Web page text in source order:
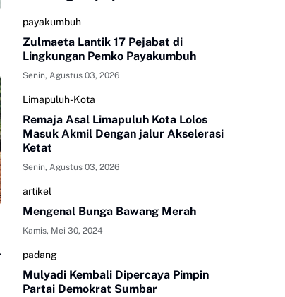
payakumbuh
Zulmaeta Lantik 17 Pejabat di
Lingkungan Pemko Payakumbuh
Senin, Agustus 03, 2026
Limapuluh-Kota
Remaja Asal Limapuluh Kota Lolos
Masuk Akmil Dengan jalur Akselerasi
Ketat
Senin, Agustus 03, 2026
artikel
Mengenal Bunga Bawang Merah
Kamis, Mei 30, 2024
padang
Mulyadi Kembali Dipercaya Pimpin
Partai Demokrat Sumbar